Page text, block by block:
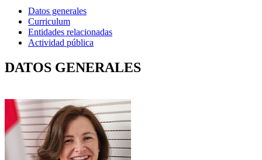
Datos generales
Curriculum
Entidades relacionadas
Actividad pública
DATOS GENERALES